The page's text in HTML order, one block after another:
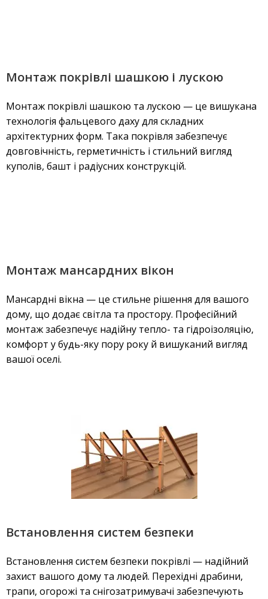
Монтаж покрівлі шашкою і лускою
Монтаж покрівлі шашкою та лускою — це вишукана
технологія фальцевого даху для складних
архітектурних форм. Така покрівля забезпечує
довговічність, герметичність і стильний вигляд
куполів, башт і радіусних конструкцій.
Монтаж мансардних вікон
Мансардні вікна — це стильне рішення для вашого
дому, що додає світла та простору. Професійний
монтаж забезпечує надійну тепло- та гідроізоляцію,
комфорт у будь-яку пору року й вишуканий вигляд
вашої оселі.
Встановлення систем безпеки
Встановлення систем безпеки покрівлі — надійний
захист вашого дому та людей. Перехідні драбини,
трапи, огорожі та снігозатримувачі забезпечують